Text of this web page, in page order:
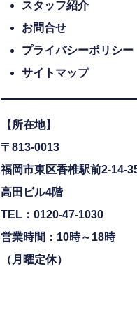
スタッフ紹介
お問合せ
プライバシーポリシー
サイトマップ
【所在地】
〒813-0013
福岡市東区香椎駅前2-14-
高田ビル4階
TEL：0120-47-1030
営業時間：10時～18時
（月曜定休）